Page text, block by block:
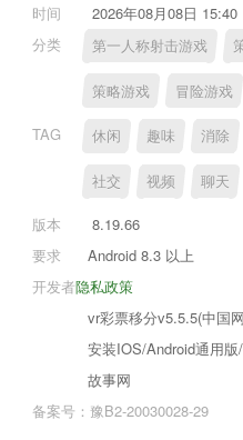
时间
2026年08月08日 15:40
分类
第一人称射击游戏
策略游戏 冒险游戏
TAG 休闲 趣味 消除
社交 视频 聊天
版本
8.19.66
要求
Android 8.3 以上
隐私政策
开发者
vr彩票移分v5.5.5(中国
安装IOS/Android通用
故事网
备案号：豫B2-20030028-29